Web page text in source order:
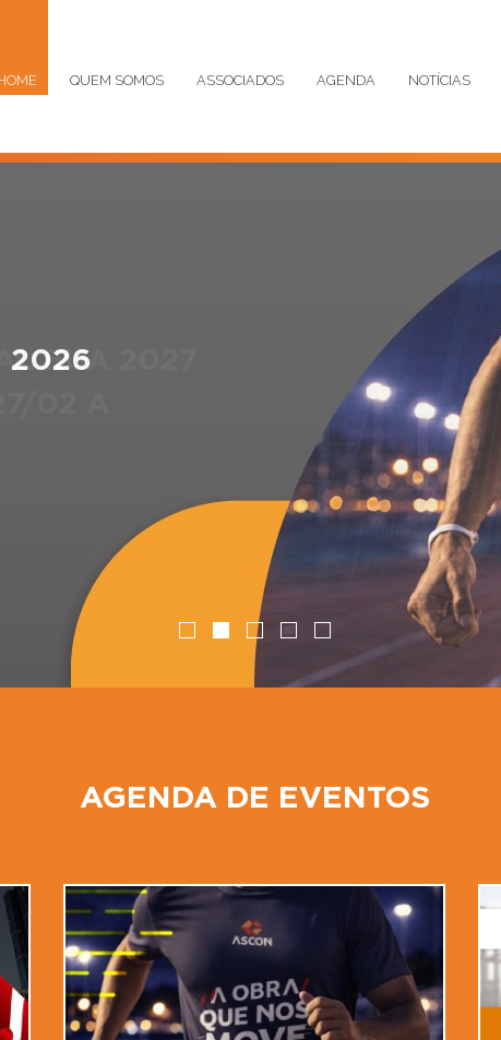
QUEM SOMOS ASSOCIADOS AGENDA NOTÍCIAS
EUA 2027
AGENDA DE EVENTOS